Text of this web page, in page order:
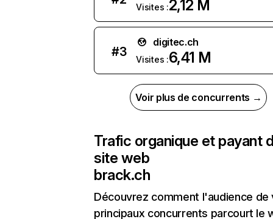
Visites :2,12 M
#3
digitec.ch
Visites :6,41 M
Voir plus de concurrents →
Trafic organique et payant
site web
brack.ch
Découvrez comment l'audience de
principaux concurrents parcourt le